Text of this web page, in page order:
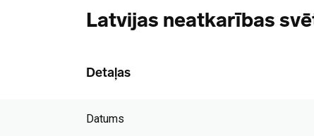
Latvijas neatkarības
Detaļas
Datums